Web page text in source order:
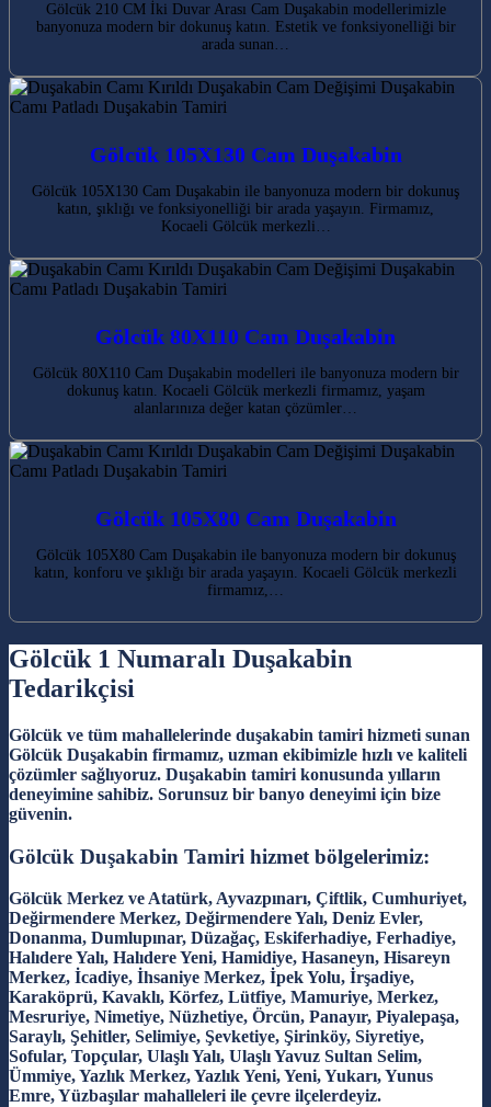
Gölcük 210 CM İki Duvar Arası Cam Duşakabin modellerimizle
banyonuza modern bir dokunuş katın. Estetik ve fonksiyonelliği bir
arada sunan…
Gölcük 105X130 Cam Duşakabin
Gölcük 105X130 Cam Duşakabin ile banyonuza modern bir dokunuş
katın, şıklığı ve fonksiyonelliği bir arada yaşayın. Firmamız,
Kocaeli Gölcük merkezli…
Gölcük 80X110 Cam Duşakabin
Gölcük 80X110 Cam Duşakabin modelleri ile banyonuza modern bir
dokunuş katın. Kocaeli Gölcük merkezli firmamız, yaşam
alanlarınıza değer katan çözümler…
Gölcük 105X80 Cam Duşakabin
Gölcük 105X80 Cam Duşakabin ile banyonuza modern bir dokunuş
katın, konforu ve şıklığı bir arada yaşayın. Kocaeli Gölcük merkezli
firmamız,…
Gölcük 1 Numaralı Duşakabin
Tedarikçisi
Gölcük ve tüm mahallelerinde duşakabin tamiri hizmeti sunan
Gölcük Duşakabin firmamız, uzman ekibimizle hızlı ve kaliteli
çözümler sağlıyoruz. Duşakabin tamiri konusunda yılların
deneyimine sahibiz. Sorunsuz bir banyo deneyimi için bize
güvenin.
Gölcük Duşakabin Tamiri hizmet bölgelerimiz:
Gölcük Merkez ve Atatürk, Ayvazpınarı, Çiftlik, Cumhuriyet,
Değirmendere Merkez, Değirmendere Yalı, Deniz Evler,
Donanma, Dumlupınar, Düzağaç, Eskiferhadiye, Ferhadiye,
Halıdere Yalı, Halıdere Yeni, Hamidiye, Hasaneyn, Hisareyn
Merkez, İcadiye, İhsaniye Merkez, İpek Yolu, İrşadiye,
Karaköprü, Kavaklı, Körfez, Lütfiye, Mamuriye, Merkez,
Mesruriye, Nimetiye, Nüzhetiye, Örcün, Panayır, Piyalepaşa,
Saraylı, Şehitler, Selimiye, Şevketiye, Şirinköy, Siyretiye,
Sofular, Topçular, Ulaşlı Yalı, Ulaşlı Yavuz Sultan Selim,
Ümmiye, Yazlık Merkez, Yazlık Yeni, Yeni, Yukarı, Yunus
Emre, Yüzbaşılar mahalleleri ile çevre ilçelerdeyiz.